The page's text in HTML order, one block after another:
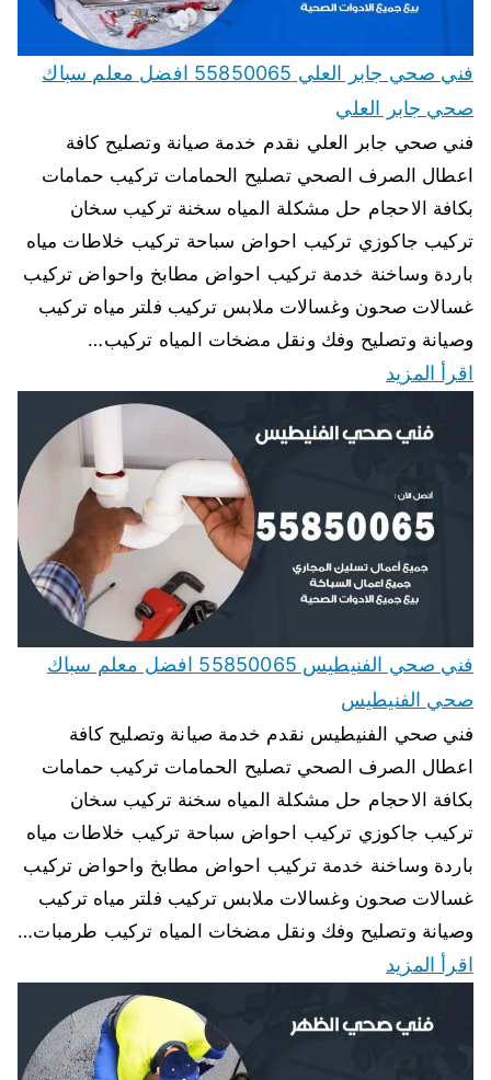
فني صحي جابر العلي 55850065 افضل معلم سباك
صحي جابر العلي
فني صحي جابر العلي نقدم خدمة صيانة وتصليح كافة
اعطال الصرف الصحي تصليح الحمامات تركيب حمامات
بكافة الاحجام حل مشكلة المياه سخنة تركيب سخان
تركيب جاكوزي تركيب احواض سباحة تركيب خلاطات مياه
باردة وساخنة خدمة تركيب احواض مطابخ واحواض تركيب
غسالات صحون وغسالات ملابس تركيب فلتر مياه تركيب
وصيانة وتصليح وفك ونقل مضخات المياه تركيب…
اقرأ المزيد
فني صحي الفنيطيس 55850065 افضل معلم سباك
صحي الفنيطيس
فني صحي الفنيطيس نقدم خدمة صيانة وتصليح كافة
اعطال الصرف الصحي تصليح الحمامات تركيب حمامات
بكافة الاحجام حل مشكلة المياه سخنة تركيب سخان
تركيب جاكوزي تركيب احواض سباحة تركيب خلاطات مياه
باردة وساخنة خدمة تركيب احواض مطابخ واحواض تركيب
غسالات صحون وغسالات ملابس تركيب فلتر مياه تركيب
وصيانة وتصليح وفك ونقل مضخات المياه تركيب طرمبات…
اقرأ المزيد